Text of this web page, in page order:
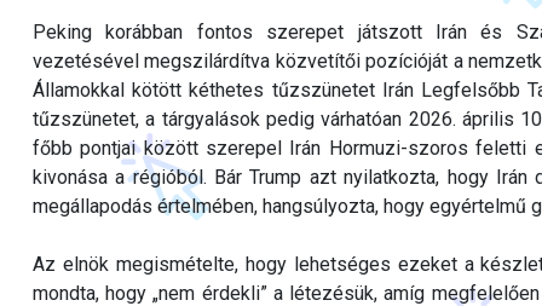
Peking korábban fontos szerepet játszott Irán és
vezetésével megszilárdítva közvetítői pozícióját a
Államokkal kötött kéthetes tűzszünetet Irán Legfelsőbb
tűzszünetet, a tárgyalások pedig várhatóan 2026. április
főbb pontjai között szerepel Irán Hormuzi-szoros feletti
kivonása a régióból. Bár Trump azt nyilatkozta, hogy
megállapodás értelmében, hangsúlyozta, hogy egyértelmű
Az elnök megismételte, hogy lehetséges ezeket a
mondta, hogy „nem érdekli” a létezésük, amíg